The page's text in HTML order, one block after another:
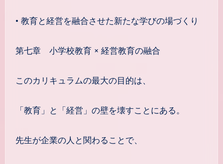
• 教育と経営を融合させた新たな学びの場づくり
第七章 小学校教育 × 経営教育の融合
このカリキュラムの最大の目的は、
「教育」と「経営」の壁を壊すことにある。
先生が企業の人と関わることで、